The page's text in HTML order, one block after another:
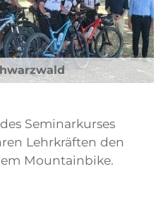
Seminarkurses
Lehrkräften den
Mountainbike.